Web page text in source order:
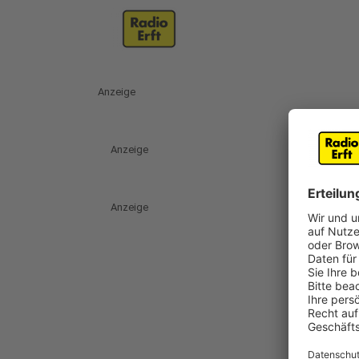
Anzeige
Anzeige
Anzeige